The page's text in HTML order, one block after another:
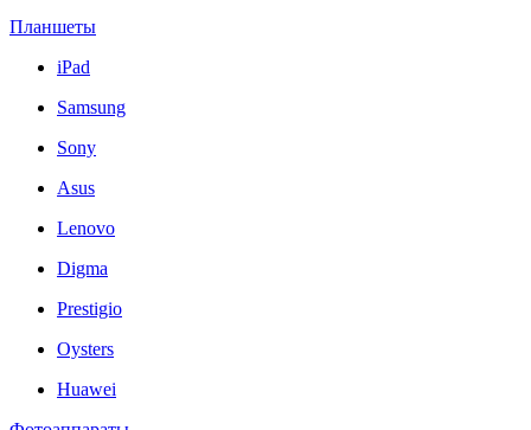
Планшеты
iPad
Samsung
Sony
Asus
Lenovo
Digma
Prestigio
Oysters
Huawei